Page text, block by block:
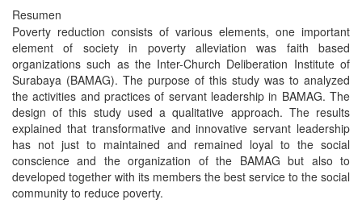
Resumen
Poverty reduction consists of various elements, one important
element of society in poverty alleviation was faith based
organizations such as the Inter-Church Deliberation Institute of
Surabaya (BAMAG). The purpose of this study was to analyzed
the activities and practices of servant leadership in BAMAG. The
design of this study used a qualitative approach. The results
explained that transformative and innovative servant leadership
has not just to maintained and remained loyal to the social
conscience and the organization of the BAMAG but also to
developed together with its members the best service to the social
community to reduce poverty.